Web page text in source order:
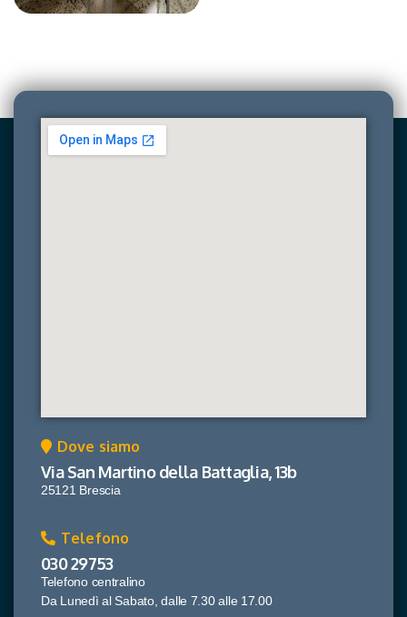
Dove siamo
Via San Martino della Battaglia, 13b
25121 Brescia
Telefono
030 29753
Telefono centralino
Da Lunedì al Sabato, dalle 7.30 alle 17.00